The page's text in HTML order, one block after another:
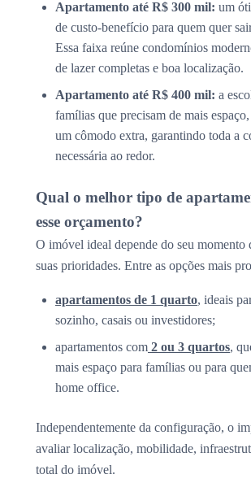
Apartamento até R$ 300 mil: um
de custo-benefício para quem quer
Essa faixa reúne condomínios
de lazer completas e boa localização.
Apartamento até R$ 400 mil: a
famílias que precisam de mais
um cômodo extra, garantindo toda a
necessária ao redor.
Qual o melhor tipo de
esse orçamento?
O imóvel ideal depende do seu momento
suas prioridades. Entre as opções mais
apartamentos de 1 quarto, ideais
sozinho, casais ou investidores;
apartamentos com 2 ou 3 quartos,
mais espaço para famílias ou para
home office.
Independentemente da configuração, o
avaliar localização, mobilidade,
total do imóvel.